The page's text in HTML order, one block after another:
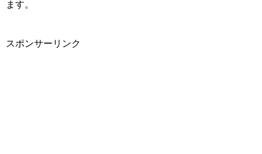
ます。
スポンサーリンク